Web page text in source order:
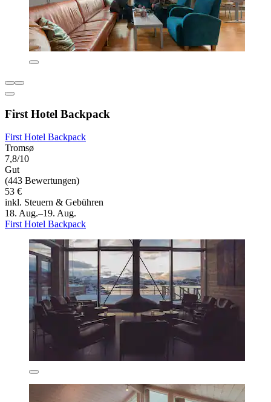
First Hotel Backpack
First Hotel Backpack
Tromsø
7,8/10
Gut
(443 Bewertungen)
53 €
inkl. Steuern & Gebühren
18. Aug.–19. Aug.
First Hotel Backpack